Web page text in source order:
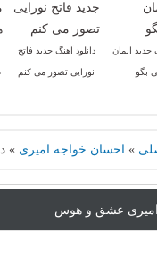
جدید ایمان
بگو
دانلود آهنگ جدید فاتح
نورایی تصور می کنم
» احسان خواجه امیری »
امیری عشق و هوس